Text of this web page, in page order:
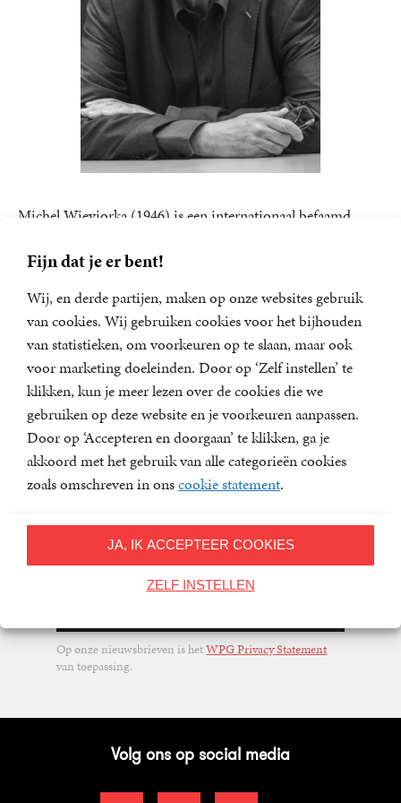
Fijn dat je er bent!
Wij, en derde partijen, maken op onze websites gebruik
van cookies. Wij gebruiken cookies voor het bijhouden
van statistieken, om voorkeuren op te slaan, maar ook
voor marketing doeleinden. Door op ‘Zelf instellen’ te
klikken, kun je meer lezen over de cookies die we
gebruiken op deze website en je voorkeuren aanpassen.
Door op ‘Accepteren en doorgaan’ te klikken, ga je
akkoord met het gebruik van alle categorieën cookies
zoals omschreven in onscookie statement.
JA, IK ACCEPTEER COOKIES
ZELF INSTELLEN
Michel Wieviorka (1946) is een internationaal befaamd
EHESS (L’École des hautes études en sciences sociales). Ook
Parijs. Hij heeft vele boeken over geweld, racisme en
antisemitisme op zijn naam staan.
Nieuwsbrief
Meld u aan voor een van onze nieuwsbrieven en blijf op
de hoogte van het laatste nieuws, nieuwe titels,
mailadres
Op onze nieuwsbrieven is hetWPG Privacy Statement
van toepassing.
Volg ons op social media